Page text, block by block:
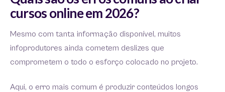
cursos online em 2026?
Mesmo com tanta informação disponível, muitos
infoprodutores ainda cometem deslizes que
comprometem o todo o esforço colocado no projeto.
Aqui, o erro mais comum é produzir conteúdos longos